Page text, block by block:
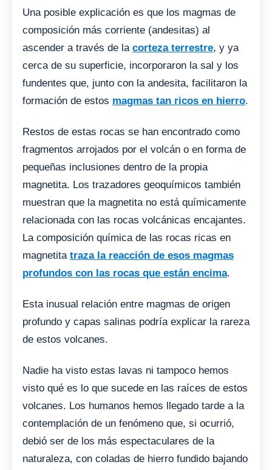
Una posible explicación es que los magmas de
composición más corriente (andesitas) al
ascender a través de la corteza terrestre, y ya
cerca de su superficie, incorporaron la sal y los
fundentes que, junto con la andesita, facilitaron la
formación de estos magmas tan ricos en hierro.
Restos de estas rocas se han encontrado como
fragmentos arrojados por el volcán o en forma de
pequeñas inclusiones dentro de la propia
magnetita. Los trazadores geoquímicos también
muestran que la magnetita no está químicamente
relacionada con las rocas volcánicas encajantes.
La composición química de las rocas ricas en
magnetita traza la reacción de esos magmas
profundos con las rocas que están encima.
Esta inusual relación entre magmas de origen
profundo y capas salinas podría explicar la rareza
de estos volcanes.
Nadie ha visto estas lavas ni tampoco hemos
visto qué es lo que sucede en las raíces de estos
volcanes. Los humanos hemos llegado tarde a la
contemplación de un fenómeno que, si ocurrió,
debió ser de los más espectaculares de la
naturaleza, con coladas de hierro fundido bajando